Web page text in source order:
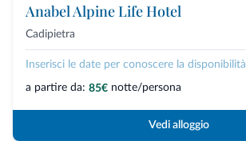
Anabel Alpine Life Hotel
Cadipietra
Inserisci le date per conoscere la disponibilità
a partire da: 85€ notte/persona
Vedi alloggio